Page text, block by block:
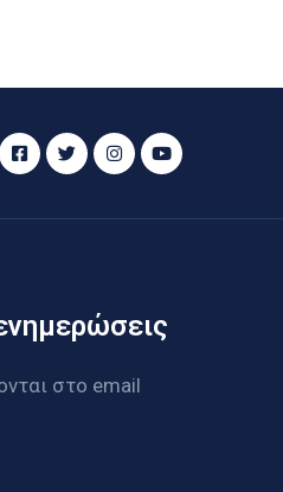
στο email